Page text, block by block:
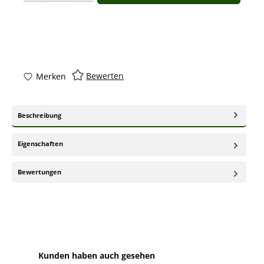
Merken Bewerten
Beschreibung
Eigenschaften
Bewertungen
Produktgalerie überspringen
Kunden haben auch gesehen